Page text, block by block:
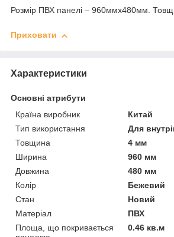
Розмір ПВХ панелі – 960ммх480мм.
Приховати
Характеристики
Основні атрибути
Країна виробник
Китай
Тип використання
Для
Товщина
4 мм
Ширина
960 мм
Довжина
480 мм
Колір
Бежевий
Стан
Новий
Матеріал
ПВХ
Площа, що покривається
0.46 кв.м